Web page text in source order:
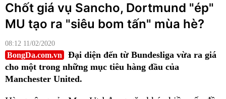
Chốt giá vụ Sancho, Dortmund "ép"
MU tạo ra "siêu bom tấn" mùa hè?
08:12 11/02/2020
BongDa.com.vn
Đại diện đến từ Bundesliga vừa ra giá
cho một trong những mục tiêu hàng đầu của
Manchester United.